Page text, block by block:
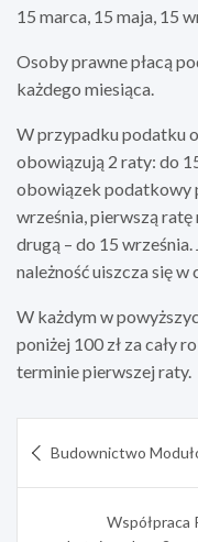
15 marca, 15 maja, 15
Osoby prawne płacą
każdego miesiąca.
W przypadku podatku
obowiązują 2 raty: do
obowiązek podatkowy
września, pierwszą ratę
drugą – do 15 września.
należność uiszcza się w
W każdym w
poniżej 100 zł za cały
terminie pierwszej raty.
wpisu
Budownictwo
Współpraca